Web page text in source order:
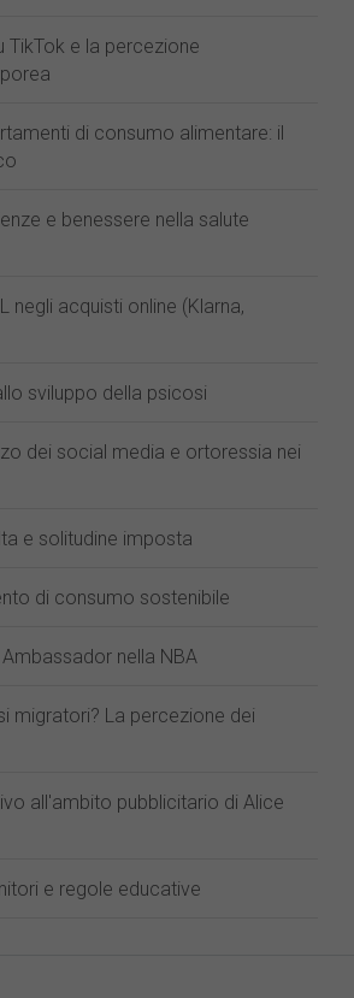
TikTok e la percezione
di consumo alimentare: il
e benessere nella salute
negli acquisti online (Klarna,
sviluppo della psicosi
dei social media e ortoressia nei
e solitudine imposta
di consumo sostenibile
nella NBA
migratori? La percezione dei
all'ambito pubblicitario di Alice
e regole educative